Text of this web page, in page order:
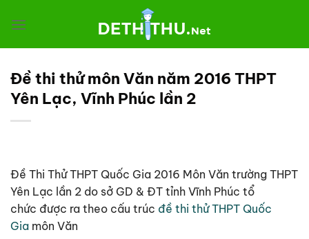
đến
Đề thi thử môn Văn năm 2016 THPT
Yên Lạc, Vĩnh Phúc lần 2
Đề Thi Thử THPT Quốc Gia 2016 Môn Văn trường THPT
Yên Lạc lần 2 do sở GD & ĐT tỉnh Vĩnh Phúc tổ
chức được ra theo cấu trúc đề thi thử THPT Quốc
Gia môn Văn